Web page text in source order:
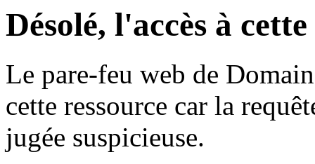
Désolé, l'accès à
Le pare-feu web de
cette ressource car la
jugée suspicieuse.